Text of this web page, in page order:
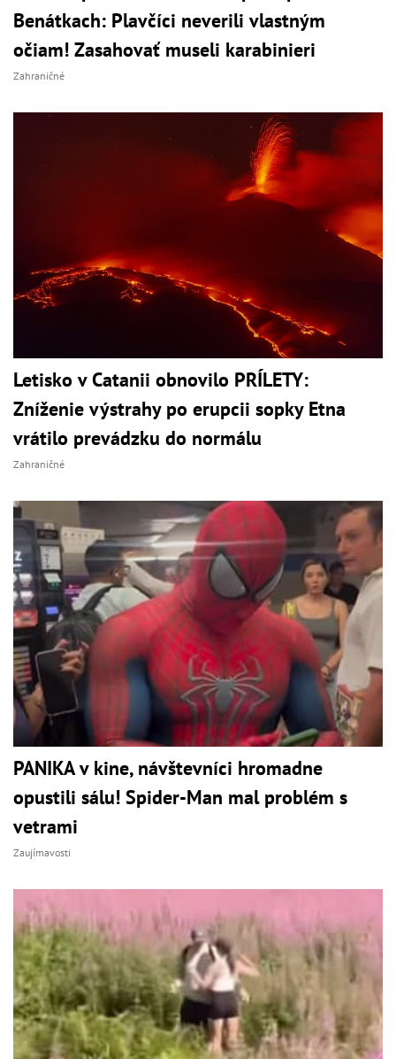
Benátkach: Plavčíci neverili vlastným
očiam! Zasahovať museli karabinieri
Zahraničné
Letisko v Catanii obnovilo PRÍLETY:
Zníženie výstrahy po erupcii sopky Etna
vrátilo prevádzku do normálu
Zahraničné
PANIKA v kine, návštevníci hromadne
opustili sálu! Spider-Man mal problém s
vetrami
Zaujímavosti